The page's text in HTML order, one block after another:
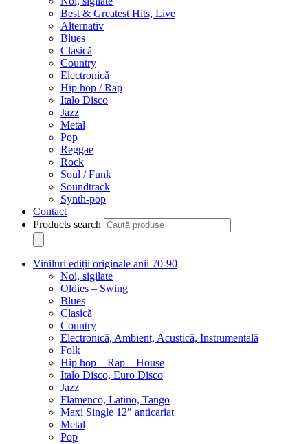
Best & Greatest Hits, Live
Alternativ
Blues
Clasică
Country
Electronică
Hip hop / Rap
Italo Disco
Jazz
Metal
Pop
Reggae
Rock
Soul / Funk
Soundtrack
Synth-pop
Contact
Products search
Viniluri ediții originale anii 70-90
Noi, sigilate
Oldies – Swing
Blues
Clasică
Country
Electronică, Ambient, Acustică, Instrumentală
Folk
Hip hop – Rap – House
Italo Disco, Euro Disco
Jazz
Flamenco, Latino, Tango
Maxi Single 12″ anticariat
Metal
Pop